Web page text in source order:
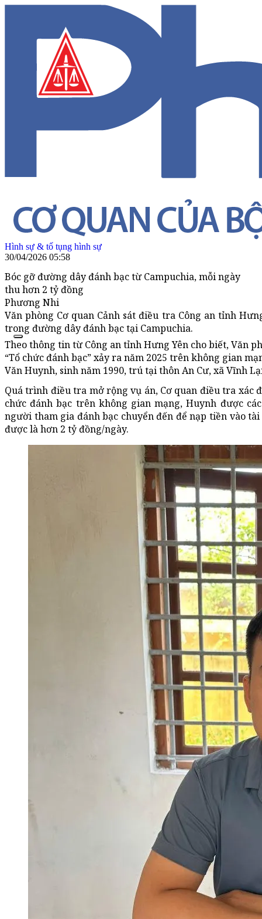
Hình sự & tố tụng hình sự
30/04/2026 05:58
Bóc gỡ đường dây đánh bạc từ Campuchia, mỗi ngày
thu hơn 2 tỷ đồng
Phương Nhi
Văn phòng Cơ quan Cảnh sát điều tra Công an tỉnh
trong đường dây đánh bạc tại Campuchia.
Theo thông tin từ Công an tỉnh Hưng Yên cho biết, Văn
“Tổ chức đánh bạc” xảy ra năm 2025 trên không gian
Văn Huynh, sinh năm 1990, trú tại thôn An Cư, xã Vĩnh
Quá trình điều tra mở rộng vụ án, Cơ quan điều tra xác
chức đánh bạc trên không gian mạng, Huynh được
người tham gia đánh bạc chuyển đến để nạp tiền vào
được là hơn 2 tỷ đồng/ngày.